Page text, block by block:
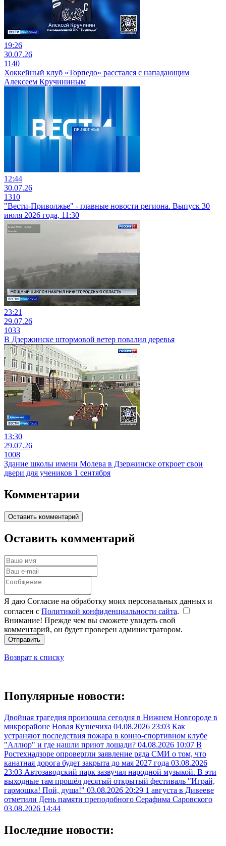
19:26
30.07.26
1140
Хоккейный клуб «Торпедо» расстался с нападающим
Алексеем Кручининым
12:44
30.07.26
1310
"Вести-Приволжье" - главные новости региона. Выпуск 30
июля 2026 года, 11:30
23:21
29.07.26
1033
В Дзержинске штормовой ветер повалил деревья
13:30
29.07.26
1008
Здание школы имени Молева в Дзержинске откроет свои
двери для учеников 1 сентября
Комментарии
Оставить комментарий
Оставить комментарий
Я даю Согласие на обработку моих персональных данных и
согласен с Политикой конфиденциальности сайта.
Внимание! Прежде чем вы сможете увидеть свой
комментарий, он будет проверен администратором.
Отправить
Возврат к списку
Популярные новости:
Двойная трагедия произошла сегодня в Нижнем Новгороде в
микрорайоне Новая Кузнечиха 04.08.2026 23:03 Как
устраняют последствия пожара в конно-спортивном клубе
"Аллюр" и где нашли приют лошади? 04.08.2026 10:07 В
Ростехнадзоре опровергли заявление ряда СМИ о том, что
канатная дорога будет закрыта до мая 2027 года 03.08.2026
23:03 Автозаводский парк зазвучал народной музыкой. В эти
выходные там прошёл десятый открытый фестиваль "Играй,
гармошка! Пой, душа!" 03.08.2026 20:29 1 августа в Дивееве
отметили День памяти преподобного Серафима Саровского
03.08.2026 14:44
Последние новости: